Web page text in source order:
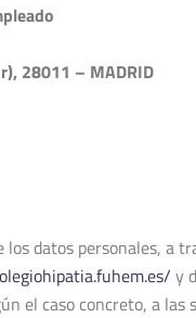
28011 – MADRID
datos personales, a
y
el caso concreto, a